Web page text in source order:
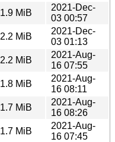
1.9 MiB
2021-Dec-
03 00:57
2.2 MiB
2021-Dec-
03 01:13
2.2 MiB
2021-Aug-
16 07:55
1.8 MiB
2021-Aug-
16 08:11
1.7 MiB
2021-Aug-
16 08:26
1.7 MiB
2021-Aug-
16 07:45